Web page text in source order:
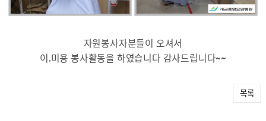
자원봉사자분들이 오셔서
이.미용 봉사활동을 하였습니다 감사드립니다~~
목록